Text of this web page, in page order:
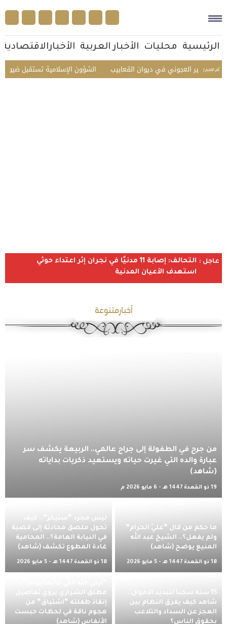
الرئيسية محليات الأخبار العربية الأخبارالاقتصادية
أخر الأخبار | الشؤون الإسلامية تستقبل ضيوف الدفعة العجوني في ديوان القعابيب
عاجل :
التحالف: إصابة 11 مدنيًا في نجران إثر اعتداء حوثي
استهدف الأعيان المدنية
أخبارمتنوعة
من جرح في الطفولة إلى جراح عالمي.. الربيعة يكشف سر
عبارة والده التي غيرت حياته ويستعيد ذكريات بداياته
(شاهد)
19 ذو القعدة 1447 هـ - 6 مايو 2026 م
ما حكم من قال “عليَّ الحرام”
ولم يفعل؟.. الشيخ عبد الله
المنيع يوضح (شاهد)
18 ذو القعدة 1447 هـ - 5 مايو 2026
ليس مجرد “ستيكر”.. كيف
تحول ملصق محادثة إلى قضية
في النيابة العامة؟.. المحامية
غادة المطوع تكشف (شاهد)
18 ذو القعدة 1447 هـ - 5 مايو 2026
​15 سنة سجناً لتبديد الأموال..
شاهد كيف يفرق النظام بين
العجز عن السداد والتلاعب
بحقوق الناس؟
مطلق الشراري يروي تفاصيل
إنقاذ طفلته “اشتياق” من
هجوم ناقة في لحظات حبست
الأنفاس (شاهد)